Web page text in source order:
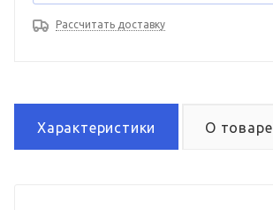
Рассчитать доставку
Характеристики О товаре